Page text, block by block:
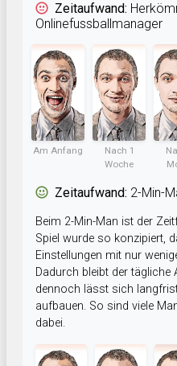
Zeitaufwand:
Onlinefussballmanager
Am Anfang
Nach 1
Woche
Zeitaufwand: 2-Min-
Beim 2-Min-Man ist der
Spiel wurde so konzipiert,
Einstellungen mit nur
Dadurch bleibt der
dennoch lässt sich
aufbauen. So sind viele
dabei.